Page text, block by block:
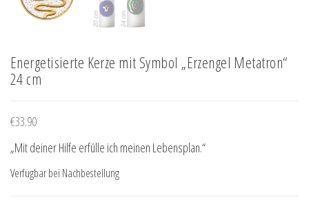
Energetisierte Kerze mit Symbol „Erzengel Metatron“
24 cm
€33.90
„Mit deiner Hilfe erfülle ich meinen Lebensplan.“
Verfügbar bei Nachbestellung